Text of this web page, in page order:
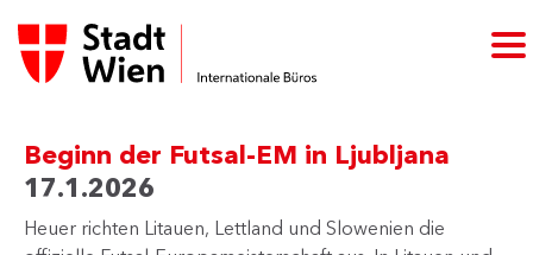
Beginn der Futsal-EM in Ljubljana
17.1.2026
Heuer richten Litauen, Lettland und Slowenien die